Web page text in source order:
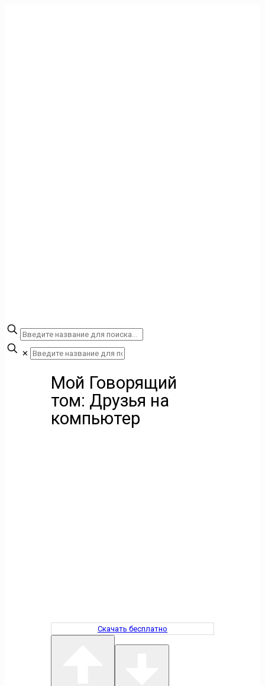
✕
Мой Говорящий
том: Друзья на
компьютер
Скачать бесплатно